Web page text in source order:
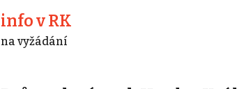
info v RK
na vyžádání